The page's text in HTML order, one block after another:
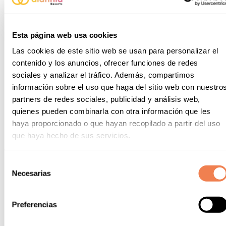
Esta página web usa cookies
Las cookies de este sitio web se usan para personalizar el
contenido y los anuncios, ofrecer funciones de redes
sociales y analizar el tráfico. Además, compartimos
información sobre el uso que haga del sitio web con
partners de redes sociales, publicidad y análisis web,
quienes pueden combinarla con otra información que les
haya proporcionado o que hayan recopilado a partir del uso
que haya hecho de sus servicios.
Necesarias
Preferencias
Teenclub
Sitzbereiche, Videokonsolen...Sie können sich mit ihren
Freunden entspannen, ohne sich um die Kleinen im Resort
kümmern zu müssen.
* Von 11 bis 16 Jahre alt.